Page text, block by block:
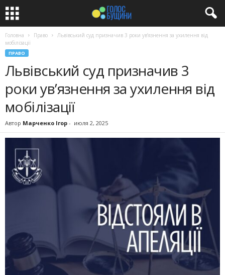
Головна Право
Львівський суд призначив 3 роки ув’язнення за ухилення від
мобілізації
ПРАВО
Львівський суд призначив 3
роки ув’язнення за ухилення від
мобілізації
Автор Марченко Ігор - июля 2, 2025